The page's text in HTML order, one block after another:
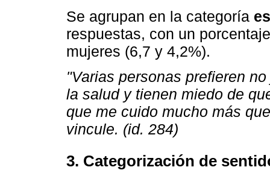
Se agrupan en la categoría
respuestas, con un
mujeres (6,7 y 4,2%).
"Varias personas prefieren
la salud y tienen miedo de
que me cuido mucho más
vincule. (id. 284)
3. Categorización de